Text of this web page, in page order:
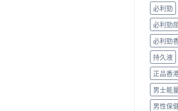
必利勁
必利勁
必利勁
持久液
正品香
男士能
男性保